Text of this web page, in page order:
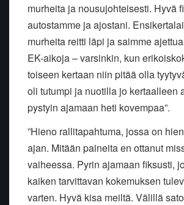
murheita ja nousujohteisesti. Hyvä
autostamme ja ajostani.
murheita reitti läpi ja saimme
EK-aikoja – varsinkin, kun
toiseen kertaan niin pitää olla
oli tutumpi ja nuotilla jo kertaalleen
pystyin ajamaan heti kovempaa”.
”Hieno rallitapahtuma, jossa on
ajan. Mitään paineita en ottanut
vaiheessa. Pyrin ajamaan fiksusti,
kaiken tarvittavan kokemuksen
varten. Hyvä kisa meiltä. Välillä